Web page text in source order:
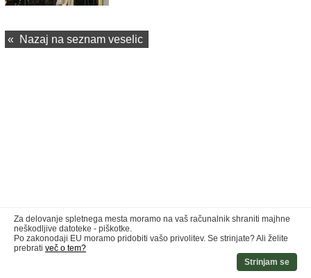
« Nazaj na seznam veselic
Za delovanje spletnega mesta moramo na vaš računalnik shraniti majhne
neškodljive datoteke - piškotke.
Po zakonodaji EU moramo pridobiti vašo privolitev. Se strinjate? Ali želite
prebrati več o tem?
Strinjam se